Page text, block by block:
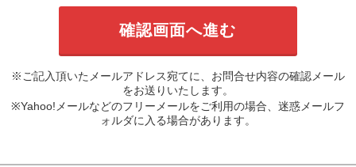
※ご記入頂いたメールアドレス宛てに、お問合せ内容の確認メール
をお送りいたします。
※Yahoo!メールなどのフリーメールをご利用の場合、迷惑メールフ
ォルダに入る場合があります。